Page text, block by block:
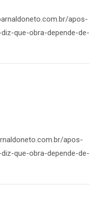
apos-
que-obra-depende-de-
apos-
que-obra-depende-de-